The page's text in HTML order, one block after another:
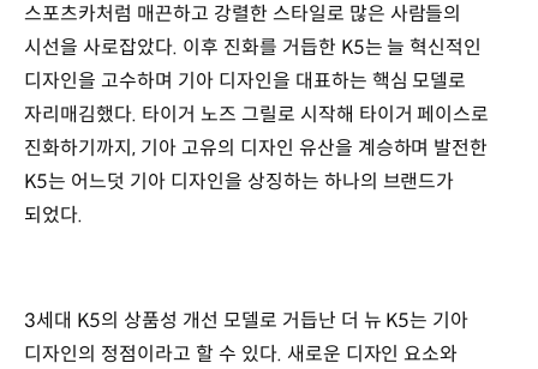
스포츠카처럼 매끈하고 강렬한 스타일로 많은 사람들의
시선을 사로잡았다. 이후 진화를 거듭한 K5는 늘 혁신적인
디자인을 고수하며 기아 디자인을 대표하는 핵심 모델로
자리매김했다. 타이거 노즈 그릴로 시작해 타이거 페이스로
진화하기까지, 기아 고유의 디자인 유산을 계승하며 발전한
K5는 어느덧 기아 디자인을 상징하는 하나의 브랜드가
되었다.
3세대 K5의 상품성 개선 모델로 거듭난 더 뉴 K5는 기아
디자인의 정점이라고 할 수 있다. 새로운 디자인 요소와